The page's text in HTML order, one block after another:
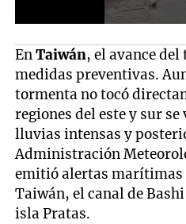
EnTaiwán, el avance
medidas preventivas.
tormenta no tocó
regiones del este y sur
lluvias intensas y
Administración
emitió alertas marítimas
Taiwán, el canal de
isla Pratas.